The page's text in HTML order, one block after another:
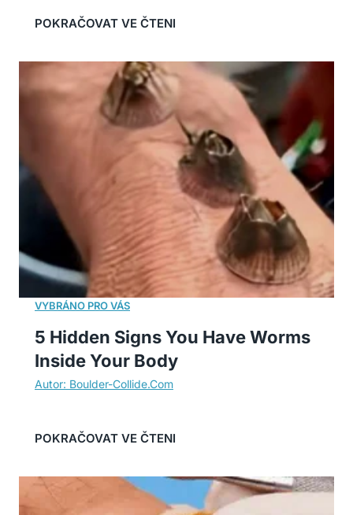
5 Hidden Signs You Have Worms
Inside Your Body